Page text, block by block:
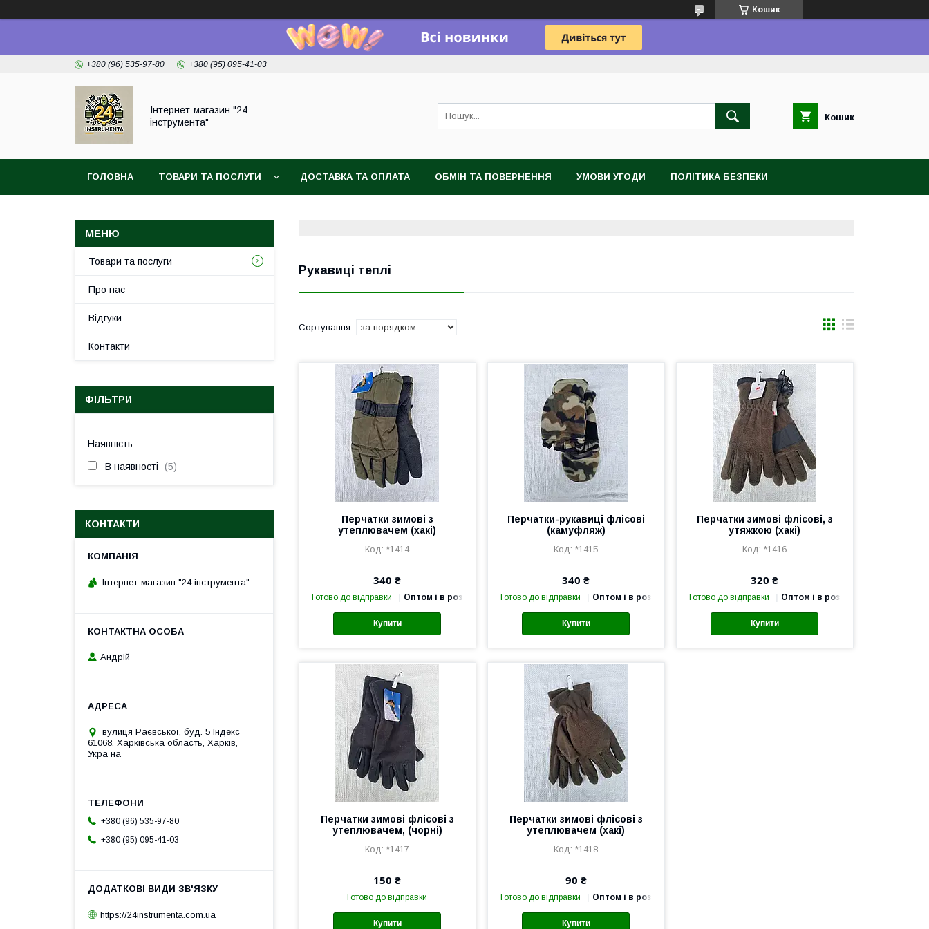
Кошик
+380 (96) 535-97-80 +380 (95) 095-41-03
Інтернет-магазин "24
інструмента"
Кошик
ГОЛОВНА ТОВАРИ ТА ПОСЛУГИ ДОСТАВКА ТА ОПЛАТА ОБМІН ТА ПОВЕРНЕННЯ УМОВИ УГОДИ ПОЛІТИКА БЕЗПЕКИ
Рукавиці теплі
Перчатки зимові з
утеплювачем (хакі)
*1414
340 ₴
Готово до відправки Оптом і в роздріб
Купити
Перчатки-рукавиці флісові
(камуфляж)
*1415
340 ₴
Готово до відправки Оптом і в роздріб
Купити
Перчатки зимові флісові, з
утяжкою (хакі)
*1416
320 ₴
Готово до відправки Оптом і в роздріб
Купити
Перчатки зимові флісові з
утеплювачем, (чорні)
*1417
150 ₴
Готово до відправки
Купити
Перчатки зимові флісові з
утеплювачем (хакі)
*1418
90 ₴
Готово до відправки Оптом і в роздріб
Купити
Товари та послуги
Про нас
Відгуки
Контакти
ФІЛЬТРИ
Наявність
В наявності 5
КОНТАКТИ
Інтернет-магазин "24 інструмента"
Андрій
вулиця Раєвської, буд. 5 Індекс
61068, Харківська область, Харків,
Україна
+380 (96) 535-97-80
+380 (95) 095-41-03
https://24instrumenta.com.ua